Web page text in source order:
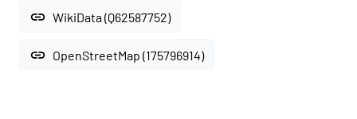
link WikiData (Q62587752)
link OpenStreetMap (175796914)